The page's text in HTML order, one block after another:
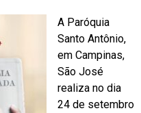
A Paróquia
Santo Antônio,
em Campinas,
São José
realiza no dia
24 de setembro